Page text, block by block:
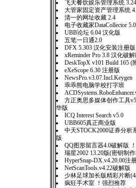
飞天餐饮娱乐管理系统 3.24
大管家固定资产管理系统
清一的网址收藏 2.4
电子收藏家DataCollector
UBB论坛 6.04 汉化版
五笔一日通2.0
DFX 5.303 汉化安装注册版
xReminder Pro 3.8 汉化破解
DeskTopX v101 Build 165 (
eXeScope 6.30 注册版
NewsPro.v3.07.Incl.Keygen
乖乖熊电脑学校打字班
方正奥思多媒体创作工具
华版
ICQ Interest Search v5.0
UBB605真正商业版
中天STOCK2000证券分析
版
QQ图形留言器4.0破解版
瑞星2002 13.20版(密钥制
HyperSnap-DX.v4.20.00注
NetScanTools.v4.22破解版
少林足球加长版精彩片断
疯狂手术室 ！强烈推荐